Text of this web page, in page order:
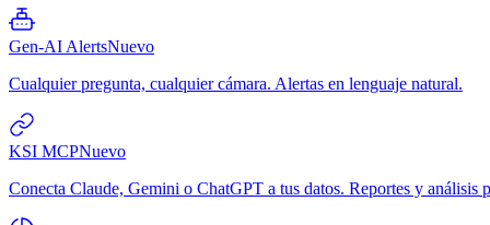
Gen-AI AlertsNuevo
Cualquier pregunta, cualquier cámara. Alertas en lenguaje natural.
KSI MCPNuevo
Conecta Claude, Gemini o ChatGPT a tus datos. Reportes y análisis